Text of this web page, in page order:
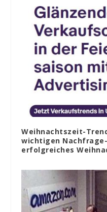
Weihnachtszeit-
wichtigen
erfolgreiches